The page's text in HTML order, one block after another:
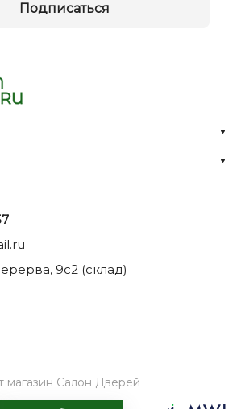
Подписаться
9с2 (склад)
магазин Салон Дверей